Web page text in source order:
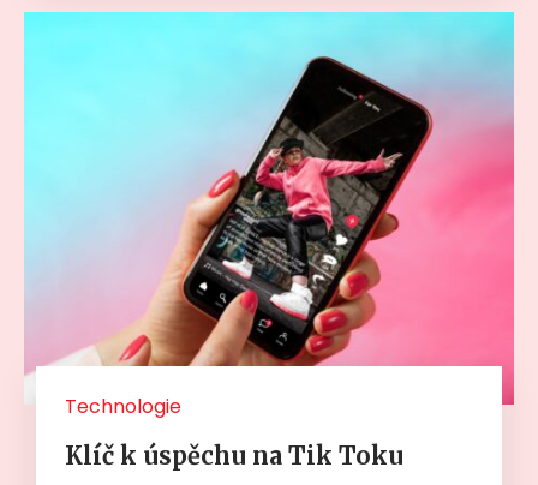
Technologie
Klíč k úspěchu na Tik Toku